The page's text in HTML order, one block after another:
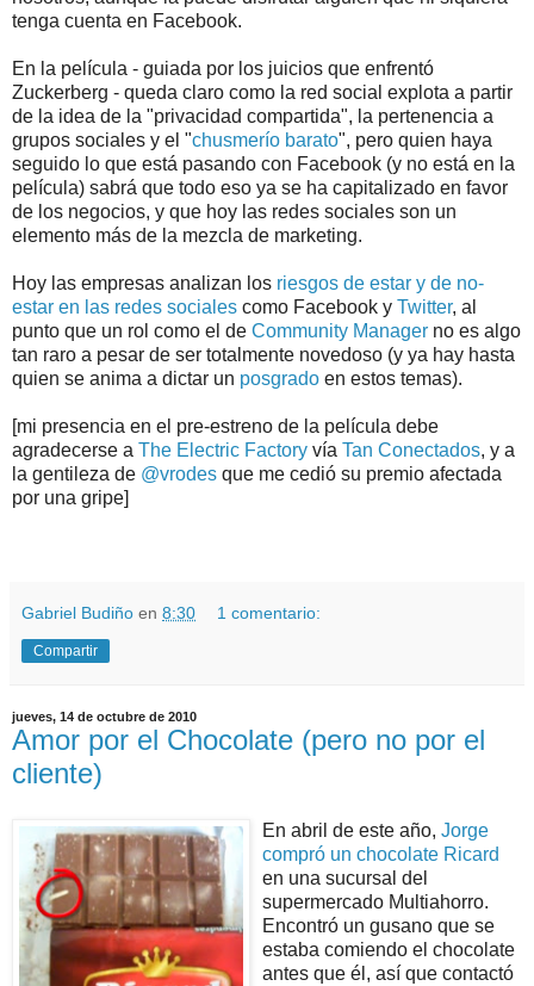
tenga cuenta en Facebook.
En la película - guiada por los juicios que enfrentó
Zuckerberg - queda claro como la red social explota a partir
de la idea de la "privacidad compartida", la pertenencia a
grupos sociales y el "chusmerío barato", pero quien haya
seguido lo que está pasando con Facebook (y no está en la
película) sabrá que todo eso ya se ha capitalizado en favor
de los negocios, y que hoy las redes sociales son un
elemento más de la mezcla de marketing.
Hoy las empresas analizan los riesgos de estar y de no-
estar en las redes sociales como Facebook y Twitter, al
punto que un rol como el de Community Manager no es algo
tan raro a pesar de ser totalmente novedoso (y ya hay hasta
quien se anima a dictar un posgrado en estos temas).
[mi presencia en el pre-estreno de la película debe
agradecerse a The Electric Factory vía Tan Conectados, y a
la gentileza de @vrodes que me cedió su premio afectada
por una gripe]
Gabriel Budiño en 8:30 1 comentario:
Compartir
jueves, 14 de octubre de 2010
Amor por el Chocolate (pero no por el
cliente)
En abril de este año, Jorge
compró un chocolate Ricard
en una sucursal del
supermercado Multiahorro.
Encontró un gusano que se
estaba comiendo el chocolate
antes que él, así que contactó